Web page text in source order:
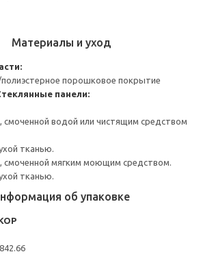
Материалы и уход
порошковое покрытие
панели:
водой или чистящим средством
тканью.
мягким моющим средством.
тканью.
об упаковке